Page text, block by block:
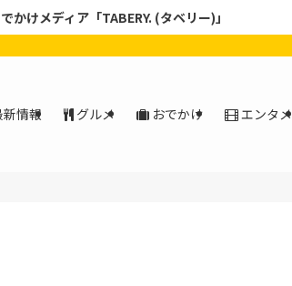
かけメディア「TABERY. (タベリー)」
情報 グルメ おでかけ エンタメ